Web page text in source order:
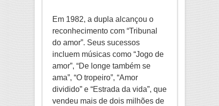
Em 1982, a dupla alcançou o
reconhecimento com “Tribunal
do amor”. Seus sucessos
incluem músicas como “Jogo de
amor”, “De longe também se
ama”, “O tropeiro”, “Amor
dividido” e “Estrada da vida”, que
vendeu mais de dois milhões de